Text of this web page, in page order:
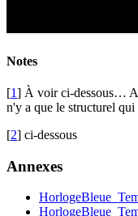
Notes
[1] À voir ci-dessous…
n'y a que le structurel
[2] ci-dessous
Annexes